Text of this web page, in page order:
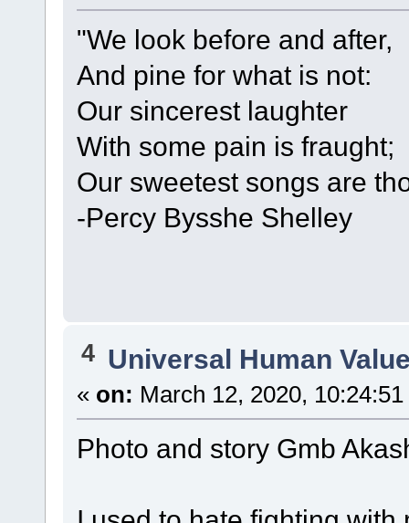
"We look before and after,
And pine for what is not:
Our sincerest laughter
With some pain is fraught;
Our sweetest songs are
-Percy Bysshe Shelley
4 Universal Human
« on: March 12, 2020,
Photo and story Gmb